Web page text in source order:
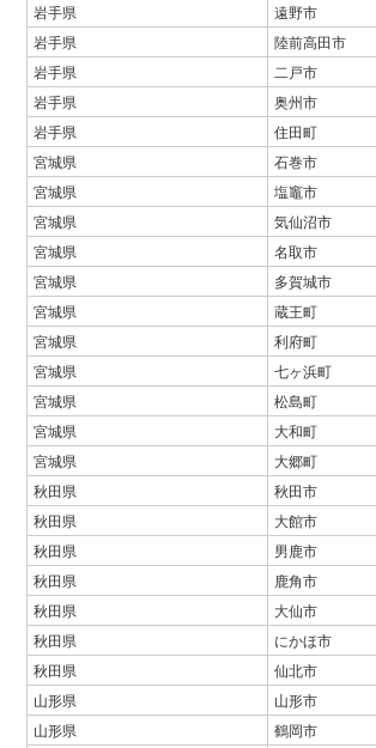
岩手県
遠野市
岩手県
陸前高田市
岩手県
二戸市
岩手県
奥州市
岩手県
住田町
宮城県
石巻市
宮城県
塩竈市
宮城県
気仙沼市
宮城県
名取市
宮城県
多賀城市
宮城県
蔵王町
宮城県
利府町
宮城県
七ヶ浜町
宮城県
松島町
宮城県
大和町
宮城県
大郷町
秋田県
秋田市
秋田県
大館市
秋田県
男鹿市
秋田県
鹿角市
秋田県
大仙市
秋田県
にかほ市
秋田県
仙北市
山形県
山形市
山形県
鶴岡市